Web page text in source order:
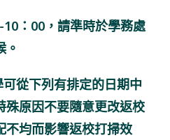
：00，請準時於學務處
。
從下列有排定的日期中
殊原因不要隨意更改返校
不均而影響返校打掃效